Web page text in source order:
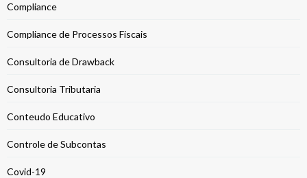
Compliance
Compliance de Processos Fiscais
Consultoria de Drawback
Consultoria Tributaria
Conteudo Educativo
Controle de Subcontas
Covid-19